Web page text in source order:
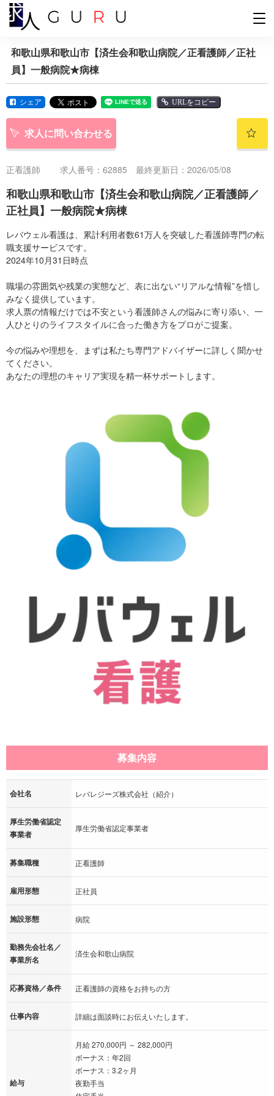
和歌山県和歌山市【済生会和歌山病院／正看護師／正社
員】一般病院★病棟
シェア URLをコピー
求人に問い合わせる
正看護師 求人番号：62885 最終更新日：2026/05/08
和歌山県和歌山市【済生会和歌山病院／正看護師／
正社員】一般病院★病棟
レバウェル看護は、累計利用者数61万人を突破した看護師専門の転
職支援サービスです。
2024年10月31日時点
職場の雰囲気や残業の実態など、表に出ない“リアルな情報”を惜し
みなく提供しています。
求人票の情報だけでは不安という看護師さんの悩みに寄り添い、一
人ひとりのライフスタイルに合った働き方をプロがご提案。
今の悩みや理想を、まずは私たち専門アドバイザーに詳しく聞かせ
てください。
あなたの理想のキャリア実現を精一杯サポートします。
募集内容
会社名 レバレジーズ株式会社（紹介）
厚生労働省認定
事業者
厚生労働省認定事業者
募集職種 正看護師
雇用形態 正社員
施設形態 病院
勤務先会社名／
事業所名
済生会和歌山病院
応募資格／条件 正看護師の資格をお持ちの方
仕事内容 詳細は面談時にお伝えいたします。
給与
月給 270,000円 ～ 282,000円
ボーナス：年2回
ボーナス：3.2ヶ月
夜勤手当